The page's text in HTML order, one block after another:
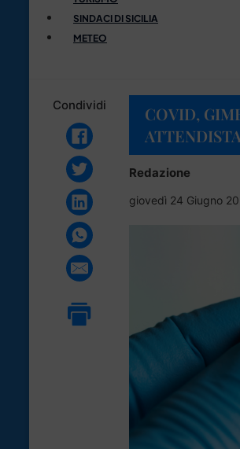
SINDACI DI SICILIA
METEO
Condividi
COVID,
Redazione
giovedì 24 Giugno